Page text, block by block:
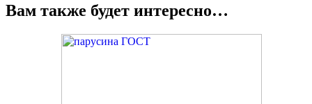
Вам также будет интересно…